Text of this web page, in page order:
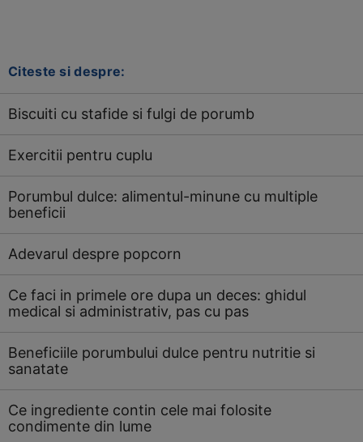
Citeste si despre:
Biscuiti cu stafide si fulgi de porumb
Exercitii pentru cuplu
Porumbul dulce: alimentul-minune cu multiple
beneficii
Adevarul despre popcorn
Ce faci in primele ore dupa un deces: ghidul
medical si administrativ, pas cu pas
Beneficiile porumbului dulce pentru nutritie si
sanatate
Ce ingrediente contin cele mai folosite
condimente din lume